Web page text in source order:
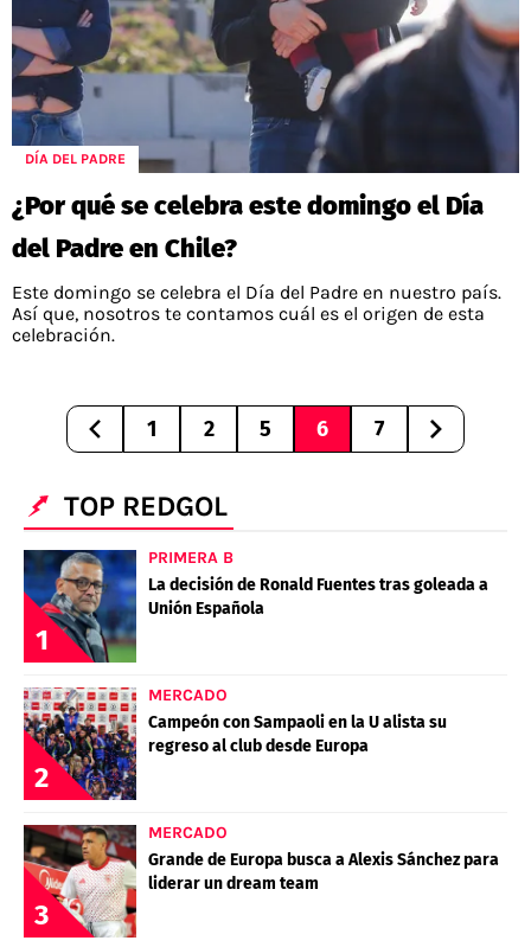
DÍA DEL PADRE
¿Por qué se celebra este domingo el Día
del Padre en Chile?
Este domingo se celebra el Día del Padre en nuestro país.
Así que, nosotros te contamos cuál es el origen de esta
celebración.
1 2 5 6 7
TOP REDGOL
1
PRIMERA B
La decisión de Ronald Fuentes tras goleada a
Unión Española
2
MERCADO
Campeón con Sampaoli en la U alista su
regreso al club desde Europa
3
MERCADO
Grande de Europa busca a Alexis Sánchez para
liderar un dream team